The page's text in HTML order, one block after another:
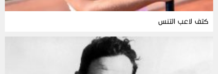
كتف لاعب التنس